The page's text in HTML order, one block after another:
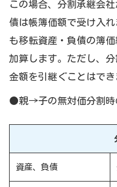
この場合、分割承継会
債は帳簿価額で受け入
も移転資産・負債の簿
加算します。ただし、
金額を引継ぐことはでき
●親→子の無対価分割時
資産、負債